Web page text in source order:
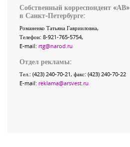
Собственный корреспондент «АВ»
в Санкт-Петербурге:
Романенко Татьяна Гаврииловна,
Телефон: 8-921-765-5754,
E-mail: rtg@narod.ru
Отдел рекламы:
Тел.: (423) 240-70-21, факс: (423) 240-70-22
E-mail: reklama@arsvest.ru